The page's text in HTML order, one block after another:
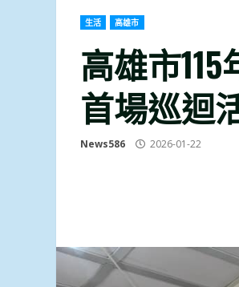
生活 高雄市
高雄市
首場巡迴
News586 2026-01-22